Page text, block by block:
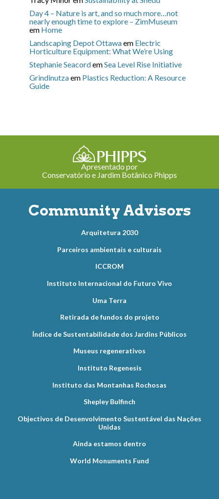
Day 4 – Nature is art, and so much more…not
nearly enough time to explore – ZimMuseum
em Home
Landscaping Depot Ottawaem Electric
Horticulture Equipment: What We’re Using
Stephanie SeacordemSea Level Rise Initiative
Grindinutzaem Plastics Reduction: A Resource
Guide
Apresentado por
Conservatório e Jardim Botânico Phipps
Community Advisors
Arquitetura 2030
Parceiros ambientais e culturais
ICCROM
Instituto Internacional do Futuro Vivo
Uma Terra
Retirada de fundos do projeto
Índice de Sustentabilidade dos Jardins Públicos
Museus regenerativos
Instituto Regenesis
Instituto das Montanhas Rochosas
Shepley Bulfinch
Objectivos de Desenvolvimento Sustentável das Nações
Unidas
Ainda estamos dentro
World Monuments Fund